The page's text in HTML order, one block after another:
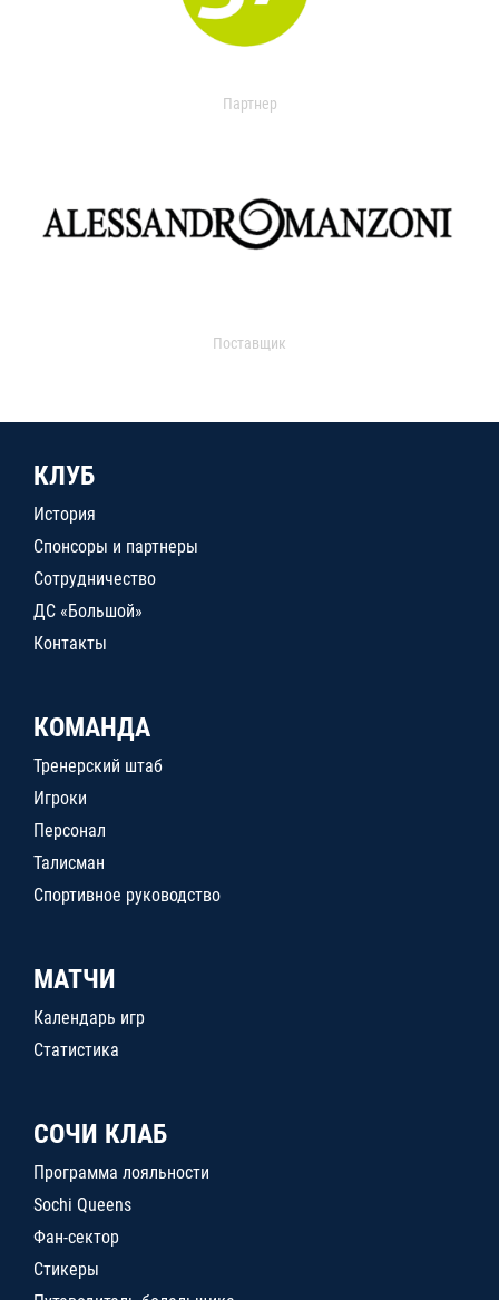
Партнер
Поставщик
КЛУБ
История
Спонсоры и партнеры
Сотрудничество
ДС «Большой»
Контакты
КОМАНДА
Тренерский штаб
Игроки
Персонал
Талисман
Спортивное руководство
МАТЧИ
Календарь игр
Статистика
СОЧИ КЛАБ
Программа лояльности
Sochi Queens
Фан-сектор
Стикеры